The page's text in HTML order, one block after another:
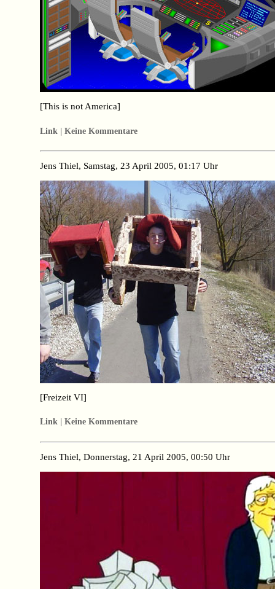
[This is not America]
Link | Keine Kommentare
Jens Thiel, Samstag, 23 April 2005, 01:17 Uhr
[Freizeit VI]
Link | Keine Kommentare
Jens Thiel, Donnerstag, 21 April 2005, 00:50 Uhr